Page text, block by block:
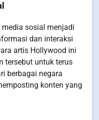
media sosial menjadi
dan interaksi
artis Hollywood ini
tersebut untuk terus
berbagai negara
konten yang